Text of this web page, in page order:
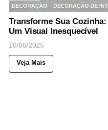
DECORAÇÃO
DECORAÇÃO DE
Transforme Sua
Um Visual Inesquecível
10/06/2025
Veja Mais